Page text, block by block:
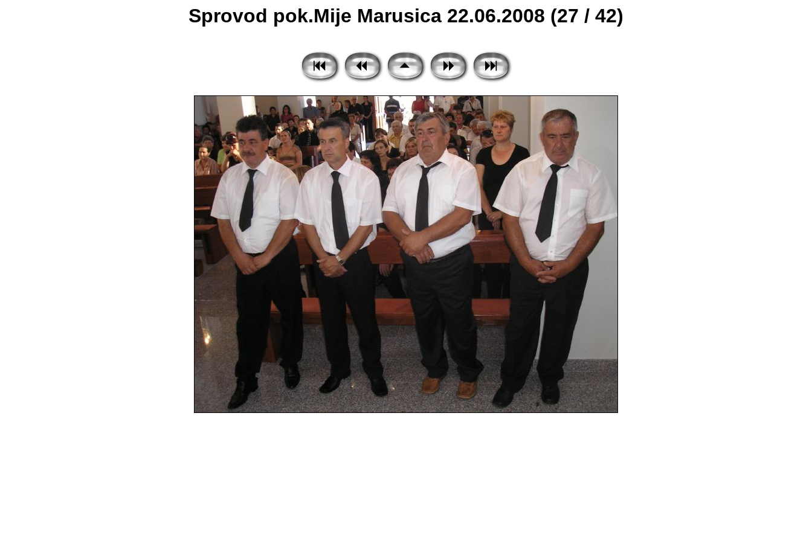
Sprovod pok.Mije Marusica 22.06.2008 (27 / 42)